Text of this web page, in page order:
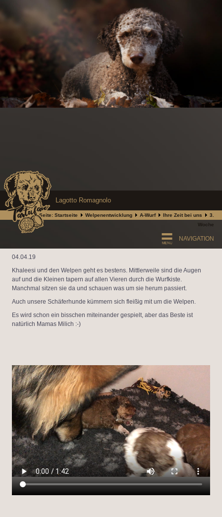
Lagotto Romagnolo
Aktuelle Seite: Startseite Welpenentwicklung A-Wurf Ihre Zeit bei uns
3.
Woche
NAVIGATION
04.04.19
Khaleesi und den Welpen geht es bestens. Mittlerweile sind die Augen
auf und die Kleinen tapern auf allen Vieren durch die Wurfkiste.
Manchmal sitzen sie da und schauen was um sie herum passiert.
Auch unsere Schäferhunde kümmern sich fleißig mit um die Welpen.
Es wird schon ein bisschen miteinander gespielt, aber das Beste ist
natürlich Mamas Milich :-)